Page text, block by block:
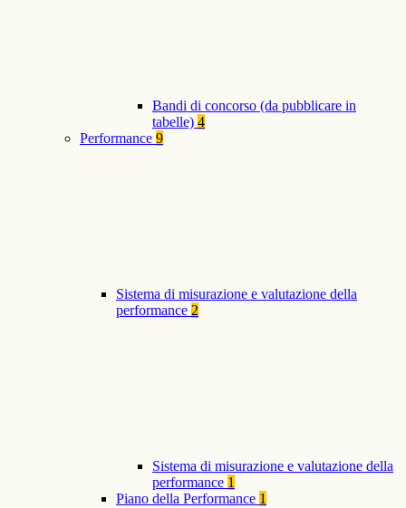
Bandi di concorso (da pubblicare in
tabelle) 4
Performance 9
Sistema di misurazione e valutazione della
performance 2
Sistema di misurazione e valutazione della
performance 1
Piano della Performance 1